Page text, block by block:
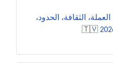
الثقافة، الحدود،